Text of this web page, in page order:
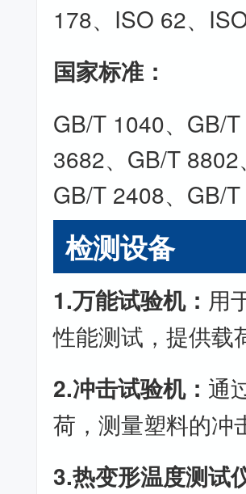
178、ISO 62、
国家标准：
GB/T 1040、GB/
3682、GB/T
GB/T 2408、GB/
检测设备
1.万能试验机： 用
性能测试，提供载
2.冲击试验机： 通
荷，测量塑料的冲
3.热变形温度测试